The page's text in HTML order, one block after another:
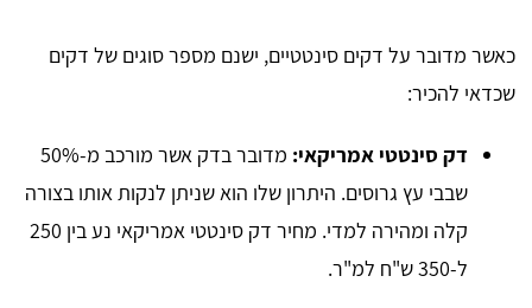
כאשר מדובר על דקים סינטטיים, ישנם מספר סוגים של דקים
שכדאי להכיר:
דק סינטטי אמריקאי:
מדובר בדק אשר מורכב מ-50%
שבבי עץ גרוסים. היתרון שלו הוא שניתן לנקות אותו בצורה
קלה ומהירה למדי. מחיר דק סינטטי אמריקאי נע בין 250
ל-350 ש"ח למ"ר.